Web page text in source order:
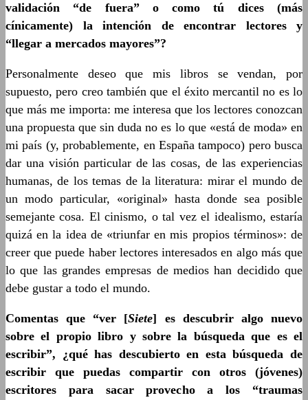
validación “de fuera” o como tú dices (más
cínicamente) la intención de encontrar lectores y
“llegar a mercados mayores”?
Personalmente deseo que mis libros se vendan, por
supuesto, pero creo también que el éxito mercantil no es lo
que más me importa: me interesa que los lectores conozcan
una propuesta que sin duda no es lo que «está de moda» en
mi país (y, probablemente, en España tampoco) pero busca
dar una visión particular de las cosas, de las experiencias
humanas, de los temas de la literatura: mirar el mundo de
un modo particular, «original» hasta donde sea posible
semejante cosa. El cinismo, o tal vez el idealismo, estaría
quizá en la idea de «triunfar en mis propios términos»: de
creer que puede haber lectores interesados en algo más que
lo que las grandes empresas de medios han decidido que
debe gustar a todo el mundo.
Comentas que “ver [Siete] es descubrir algo nuevo
sobre el propio libro y sobre la búsqueda que es el
escribir”, ¿qué has descubierto en esta búsqueda de
escribir que puedas compartir con otros (jóvenes)
escritores para sacar provecho a los “traumas